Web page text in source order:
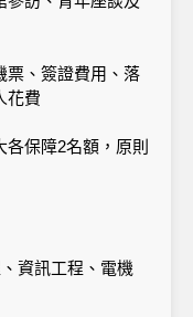
票、簽證費用、落
花費
保障2名額，原則
資訊工程、電機